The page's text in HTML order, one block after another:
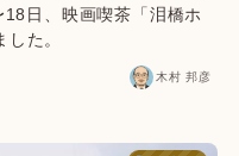
日、映画喫茶「泪橋ホ
た。
木村 邦彦